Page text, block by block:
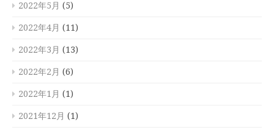
2022年5月 (5)
2022年4月 (11)
2022年3月 (13)
2022年2月 (6)
2022年1月 (1)
2021年12月 (1)